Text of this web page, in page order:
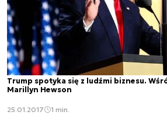
Trump spotyka się z ludźmi biznesu.
Marillyn Hewson
25.01.2017 1 min.